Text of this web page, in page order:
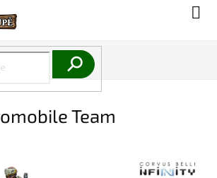
Team